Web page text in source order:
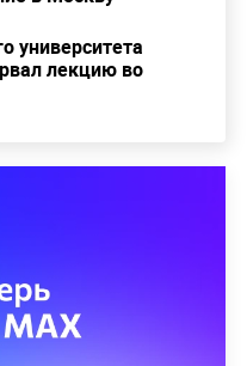
университета
лекцию во